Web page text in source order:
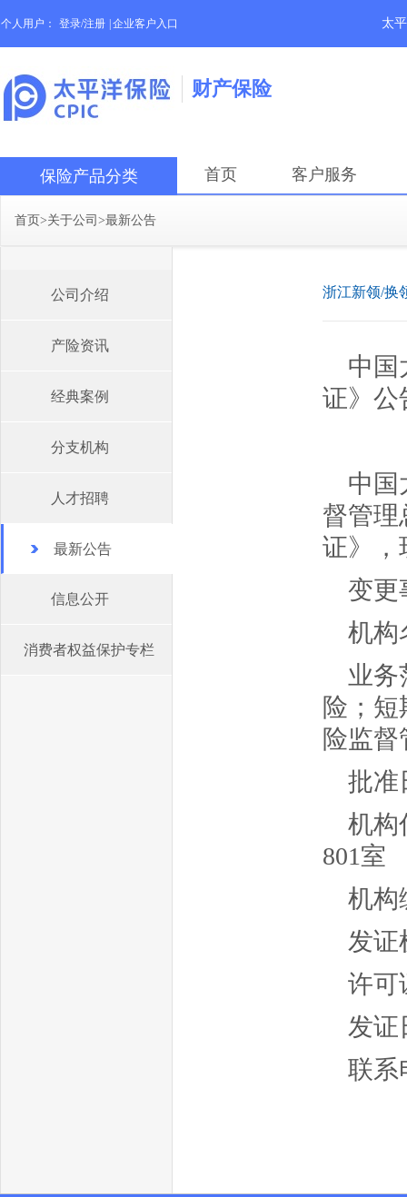
个人用户： 登录/注册 企业客户入口 太
财产保险
保险产品分类 首页 客户服务
首页>关于公司 >最新公告
公司介绍
产险资讯
经典案例
分支机构
人才招聘
最新公告
信息公开
消费者权益保护专栏
浙江新领/换
中国
证》公
中国
督管理
证》，
变更
机构
业务
险；
险监
批准
机构
801室
机构
发证
许可
发证
联系